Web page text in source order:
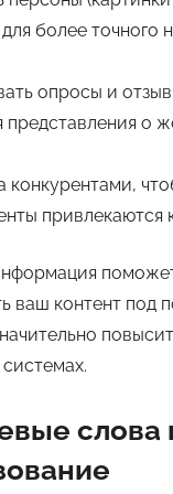
более точного
опросы и
представления о
конкурентами,
привлекаются
ваш контент под
слова